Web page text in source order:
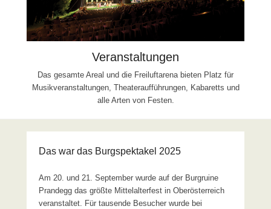
Veranstaltungen
Das gesamte Areal und die Freiluftarena bieten Platz für
Musikveranstaltungen, Theateraufführungen, Kabaretts und
alle Arten von Festen.
Das war das Burgspektakel 2025
Am 20. und 21. September wurde auf der Burgruine
Prandegg das größte Mittelalterfest in Oberösterreich
veranstaltet. Für tausende Besucher wurde bei